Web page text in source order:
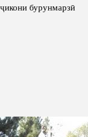
бурунмарзӣ